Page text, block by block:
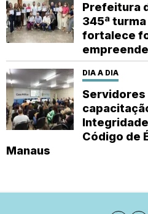
Prefeitura
345ª
fortalece
DIA A DIA
Servidores
Código de
Manaus